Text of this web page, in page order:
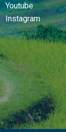
Youtube
Instagram